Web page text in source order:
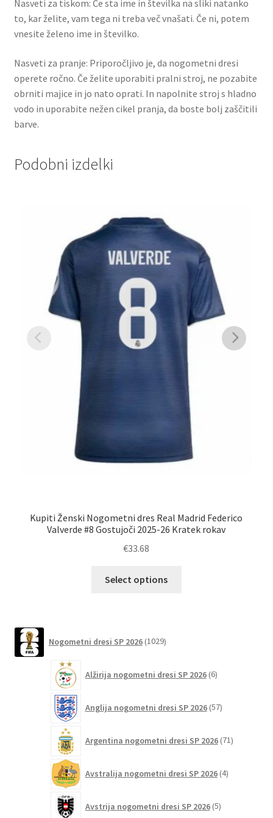
Nasveti za tiskom: Če sta ime in številka na sliki natanko
to, kar želite, vam tega ni treba več vnašati. Če ni, potem
vnesite želeno ime in številko.
Nasveti za pranje: Priporočljivo je, da nogometni dresi
operete ročno. Če želite uporabiti pralni stroj, ne pozabite
obrniti majice in jo nato oprati. In napolnite stroj s hladno
vodo in uporabite nežen cikel pranja, da boste bolj zaščitili
barve.
Podobni izdelki
Kupiti Ženski Nogometni dres Real Madrid Federico
Valverde #8 Gostujoči 2025-26 Kratek rokav
€33.68
Select options
izberete
strani
Nogometni dresi SP 2026 1029izdelkov
Alžirija nogometni dresi SP 2026 6izdelkov
Anglija nogometni dresi SP 2026 57izdelkov
Argentina nogometni dresi SP 2026 71izdelkov
Avstralija nogometni dresi SP 2026 4izdelki
Avstrija nogometni dresi SP 2026 5izdelkov